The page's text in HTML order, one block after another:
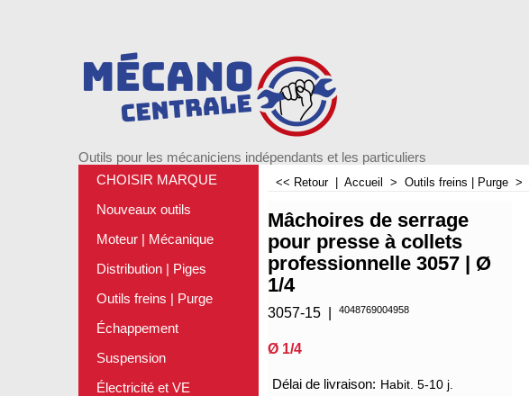
Outils pour les mécaniciens indépendants et les particuliers
CHOISIR MARQUE
Nouveaux outils
Moteur | Mécanique
Distribution | Piges
Outils freins | Purge
Échappement
Suspension
Électricité et VE
<< Retour Accueil > Outils freins | Purge >
Mâchoires de serrage
pour presse à collets
professionnelle 3057 | Ø
1/4
3057-15 4048769004958
Ø 1/4
€21.75